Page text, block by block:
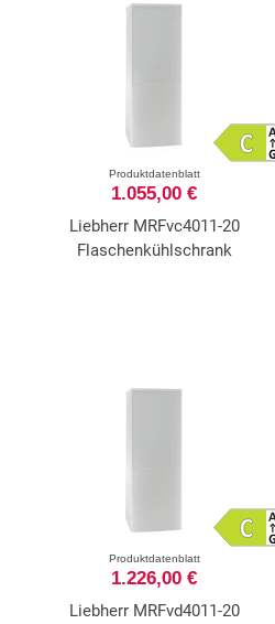
Produktdatenblatt
1.055,00 €
Liebherr MRFvc4011-20
Flaschenkühlschrank
Produktdatenblatt
1.226,00 €
Liebherr MRFvd4011-20